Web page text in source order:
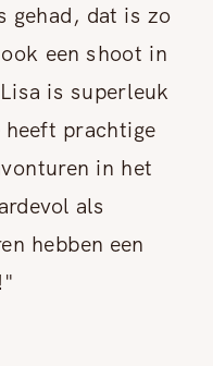
gehad, dat is zo
een shoot in
is superleuk
heeft prachtige
in het
als
hebben een